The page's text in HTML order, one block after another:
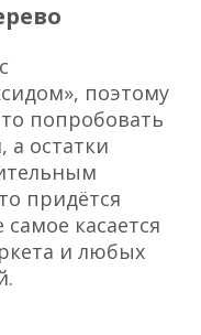
поэтому
попробовать
а остатки
придётся
касается
и любых